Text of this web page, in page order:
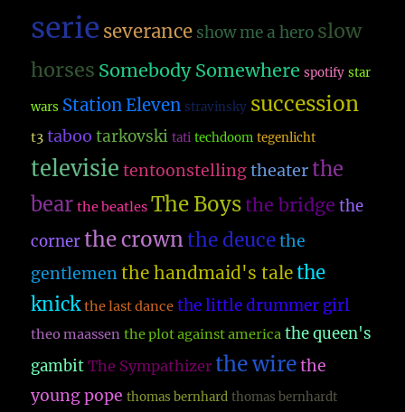
serie severance show me a hero slow
horses Somebody Somewhere spotify star
wars Station Eleven stravinsky succession
t3 taboo tarkovski tati techdoom tegenlicht
televisie tentoonstelling theaterthe
bear the beatles The Boysthe bridge the
corner the crownthe deuce the
gentlemen the handmaid's talethe
knick the last dance the little drummer girl
theo maassen the plot against america the queen's
gambit The Sympathizer the wire the
young pope thomas bernhard thomas bernhardt